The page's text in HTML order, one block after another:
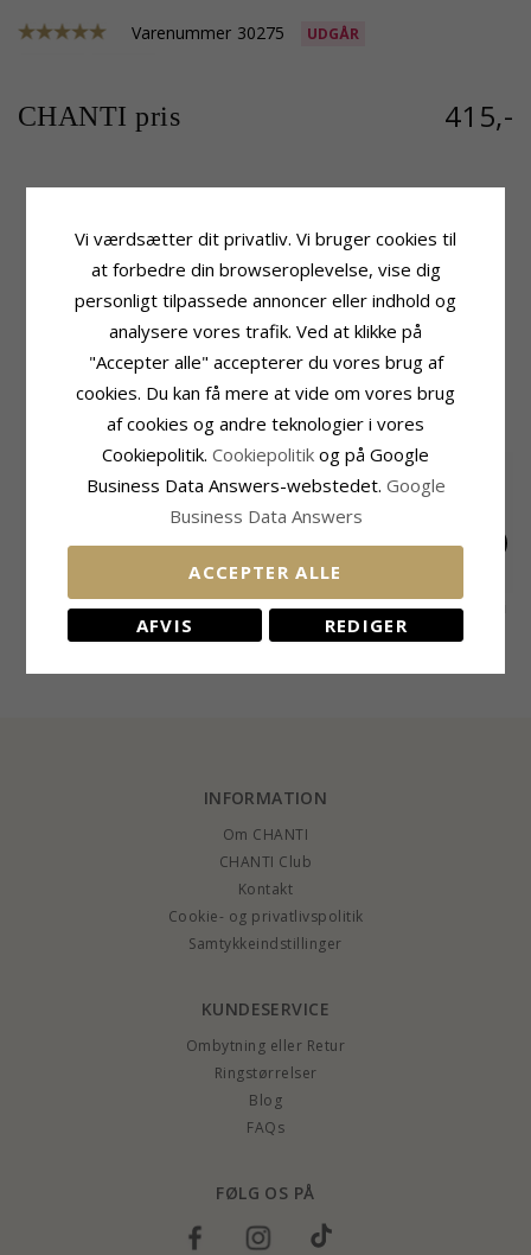
Varenummer 30275 UDGÅR
CHANTI pris 415,-
Hjerte
Øreringe:Øreringe
Ædelmetal: Sølv
Blank
Højde Inkl. Krog:
27,0 mm
Højde: 18,1 mm
Bredde: 16,5 mm
Leveringstid
Leveringstid:2-3 Hverdage
MEST SOLGTE I KATEGORIEN
Ballerina krystal
børneøreringe i sølv -
Little Ones
280,-
Havfrue øreringe i
Pigetegn øreringe i
sølv - Little Ones
CHANTI pris
INFORMATION
Om CHANTI
CHANTI Club
Kontakt
Cookie- og privatlivspolitik
Samtykkeindstillinger
KUNDESERVICE
Ombytning eller Retur
Ringstørrelser
Blog
FAQs
FØLG OS PÅ
Vi værdsætter dit privatliv. Vi bruger cookies til
at forbedre din browseroplevelse, vise dig
personligt tilpassede annoncer eller indhold og
analysere vores trafik. Ved at klikke på
"Accepter alle" accepterer du vores brug af
cookies. Du kan få mere at vide om vores brug
af cookies og andre teknologier i vores
Cookiepolitik. Cookiepolitik og på Google
Business Data Answers-webstedet. Google
Business Data Answers
ACCEPTER ALLE
AFVIS REDIGER